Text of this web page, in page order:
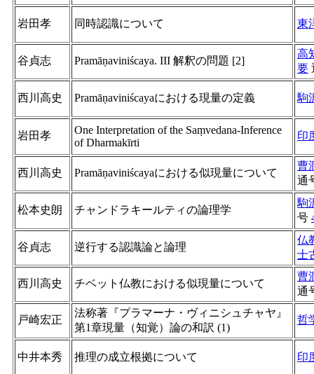
岩田孝 同時認識について 東
谷貞志 Pramāṇaviniścaya. III 解釈の問題 [2]
高
要
西川高史 Pramāṇaviniścayaにおける現量の定義 駒
岩田孝
One Interpretation of the Saṃvedana-Inference
of Dharmakīrti
印
西川高史 Pramāṇaviniścayaにおける似現量について
曹
通
松本史朗 チャンドラキールティの論理学
駒
号
谷貞志 逆行する認識論と論理
仏
士
西川高史 チベット仏教における似現量について
曹
通
戸崎宏正
法称著『プラマーナ・ヴィニシュチャヤ』
第1章現量（知覚）論の和訳 (1)
哲
中井本秀 推理の成立根拠について 印